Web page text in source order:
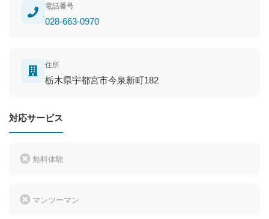
電話番号
028-663-0970
住所
栃木県宇都宮市今泉新町182
対応サービス
無料体験
マンツーマン